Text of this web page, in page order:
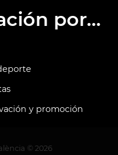
por...
y promoción
© 2026